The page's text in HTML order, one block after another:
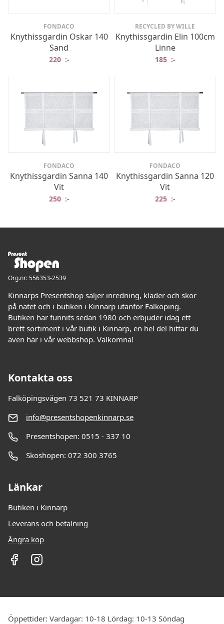
FONDACO
Knythissgardin Oskar 140
Sand
220 :-
RECYCLED BY WILLE
Knythissgardin Elin 100cm
Linne
185 :-
FONDACO
Knythissgardin Sanna 140
Vit
250 :-
FONDACO
Knythissgardin Sanna 120
Vit
225 :-
Org.nr: 556353-2539
Kinnarps Presentshop säljer inredning, kläder och skor
på nätet och i butiken i Kinnarp utanför Falköping.
Butiken har funnits sedan 1980 och erbjuder idag ett
brett sortiment i vår butik i Kinnarp, en hel del hittar du
även här i vår webbshop. Välkomna!
Kontakta oss
Falköpingsvägen 73 521 73 KINNARP
info@presentshopenkinnarp.se
Presentshopen: 0515 - 337 10
Skoshopen: 072 300 3765
Länkar
Butiken i Kinnarp
Leverans och betalning
Ångra köp
Öppettider: Vardagar: 10-18 Lördag: 10-13 Söndag